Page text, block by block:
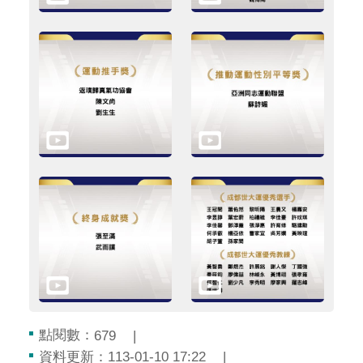
點閱數： 679
資料更新： 113-01-10 17:22